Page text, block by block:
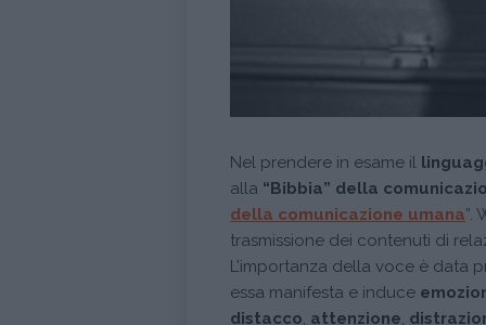
Nel prendere in esame il
alla “Bibbia” della
della comunicazione umana”.
trasmissione dei contenuti di
L’importanza della voce è data
essa manifesta e induce
distacco attenzione